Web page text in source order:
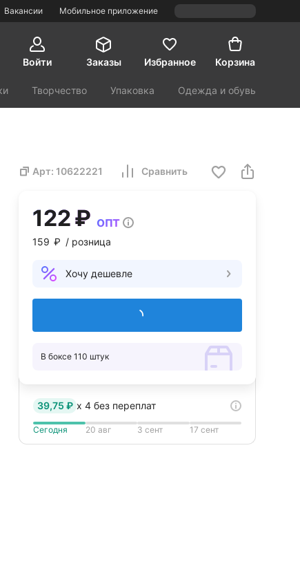
Мобильное приложение
Вакансии
Войти
Заказы Избранное Корзина
Творчество Упаковка Одежда и обувь
Арт: 10622221 Сравнить
122 ₽ опт
159 ₽ / розница
Хочу дешевле
Добавить в корзину
В боксе 110 штук
39,75 ₽ x 4 без переплат
Сегодня 20 авг 3 сент 17 сент